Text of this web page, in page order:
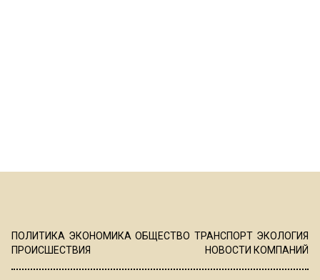
ПОЛИТИКА ЭКОНОМИКА ОБЩЕСТВО ТРАНСПОРТ ЭКОЛОГИЯ
ПРОИСШЕСТВИЯ
НОВОСТИ КОМПАНИЙ